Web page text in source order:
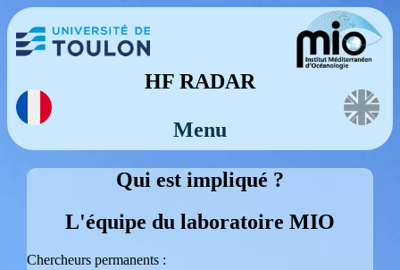
HF RADAR
Menu
Qui est impliqué ?
L'équipe du laboratoire MIO
Chercheurs permanents :